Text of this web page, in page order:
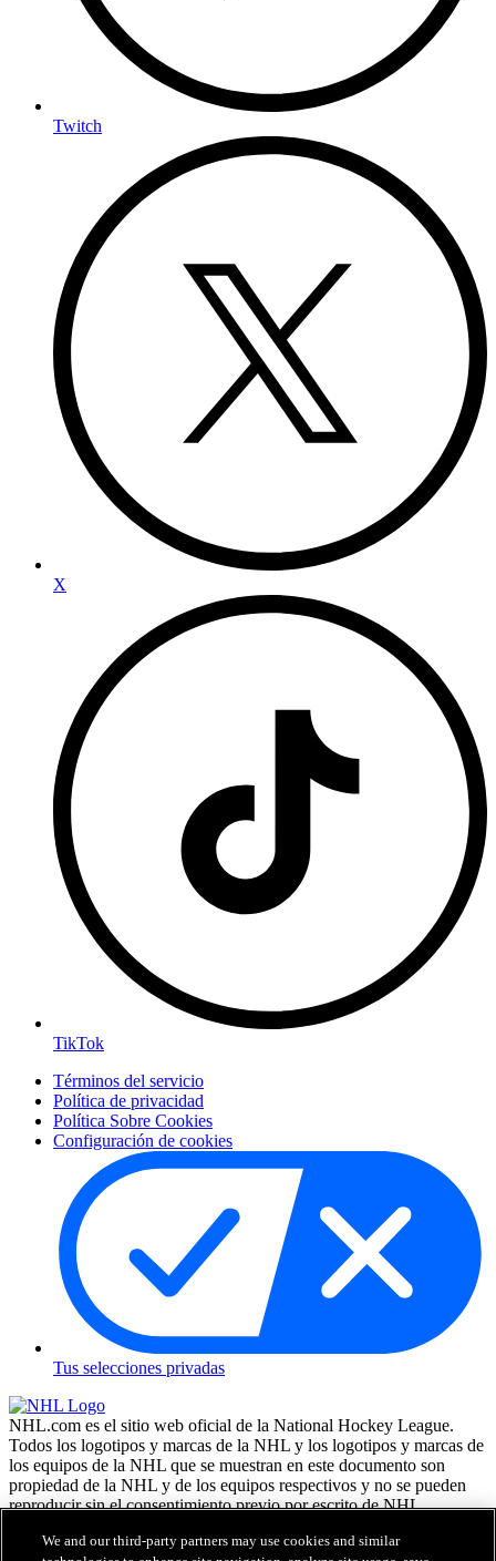
Twitch
X
TikTok
Términos del servicio
Política de privacidad
Política Sobre Cookies
Configuración de cookies
Tus selecciones privadas
NHL.com es el sitio web oficial de la National Hockey League.
Todos los logotipos y marcas de la NHL y los logotipos y marcas de
los equipos de la NHL que se muestran en este documento son
propiedad de la NHL y de los equipos respectivos y no se pueden
reproducir sin el consentimiento previo por escrito de NHL
las camisetas de los equipos de la NHL, personalizadas con los
We and our third-party partners may use cookies and similar